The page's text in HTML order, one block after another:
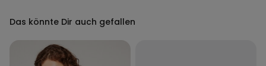
Das könnte Dir auch gefallen